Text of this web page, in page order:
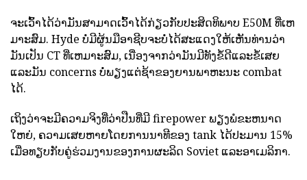
ຈະເວົ້າໄດ້ວ່າມັນສາມາດເວົ້າໄດ້ກ່ຽວກັບປະສິດທິພາບ E50M ທີ່ເຫ
ມາະສົມ. Hyde ບໍ່ມີຜູ້ນມືອາຊີບຈະບໍ່ໄດ້ສະແດງໃຫ້ເຫັນທ່ານວ່າ
ມັນເປັນ CT ທີ່ເຫມາະສົມ, ເນື່ອງຈາກວ່າມັນມີທັງຂໍ້ດີແລະຂໍ້ເສຍ
ແລະມັນ concerns ບໍ່ພຽງແຕ່ຊ້າຂອງຍານພາຫະນະ combat
ໄດ້.
ເຖິງວ່າຈະມີຄວາມຈິງທີ່ວ່າປືນທີ່ມີ firepower ພຽງພໍຂະຫນາດ
ໃຫຍ່, ຄວາມເສຍຫາຍໂດຍການນາທີຂອງ tank ໄດ້ປະມານ 15%
ເມື່ອທຽບກັບຄູ່ຮ່ວມງານຂອງການຜະລິດ Soviet ແລະອາເມລິກາ.